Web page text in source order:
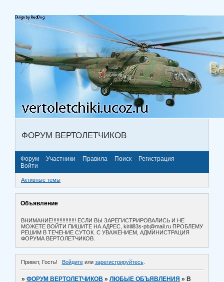
ФОРУМ ВЕРТОЛЕТЧИКОВ
Форум Участники Правила Поиск
Регистрация
Войти
Активные темы
Объявление
ВНИМАНИЕ!!!!!!!!!!!!!!!! ЕСЛИ ВЫ ЗАРЕГИСТРИРОВАЛИСЬ И НЕ
МОЖЕТЕ ВОЙТИ ПИШИТЕ НА АДРЕС, kirill83s-pb@mail.ru ПРОБЛЕМУ
РЕШИМ В ТЕЧЕНИЕ СУТОК. С УВАЖЕНИЕМ, АДМИНИСТРАЦИЯ
ФОРУМА ВЕРТОЛЕТЧИКОВ.
Привет, Гость! Войдитеили зарегистрируйтесь.
»ФОРУМ ВЕРТОЛЕТЧИКОВ »ЛЮБЫЕ ОБЪЯВЛЕНИЯ » В